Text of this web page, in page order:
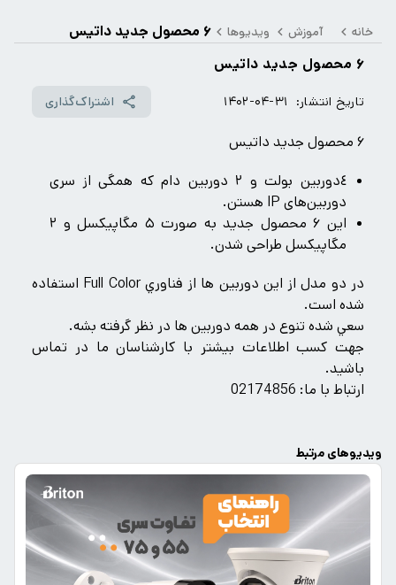
خانه آموزش ویدیوها
۶ محصول جدید داتیس
۶ محصول جدید داتیس
تاریخ انتشار: ۱۴۰۲-۰۴-۳۱ اشتراک‌گذاری
۶ محصول جدید داتیس
٤دوربین بولت و ۲ دوربین دام که همگی از سری
دوربین‌های IP هستن.
این ۶ محصول جدید به صورت ۵ مگاپیکسل و ۲
مگاپیکسل طراحی شدن.
در دو مدل از اين دوربين ها از فناوري Full Color استفاده
شده است.
سعي شده تنوع در همه دوربين ها در نظر گرفته بشه.
جهت کسب اطلاعات بیشتر با کارشناسان ما در تماس
باشید.
ویدیوهای مرتبط